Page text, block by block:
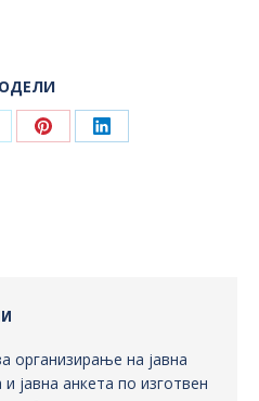
Share Share
организирање на јавна
и јавна анкета по изготвен